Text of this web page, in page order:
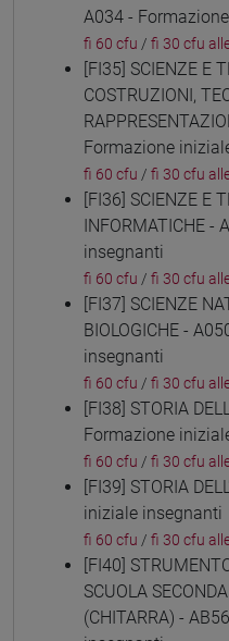
A034 -
fi 60 cfu / fi 30 cfu
[FI35] SCIENZE E
COSTRUZIONI,
Formazione
fi 60 cfu / fi 30 cfu
[FI36] SCIENZE E
INFORMATICHE -
insegnanti
fi 60 cfu / fi 30 cfu
[FI37] SCIENZE
BIOLOGICHE -
insegnanti
fi 60 cfu / fi 30 cfu
[FI38] STORIA
Formazione
fi 60 cfu / fi 30 cfu
[FI39] STORIA
iniziale insegnanti
fi 60 cfu / fi 30 cfu
[FI40]
SCUOLA
(CHITARRA) -